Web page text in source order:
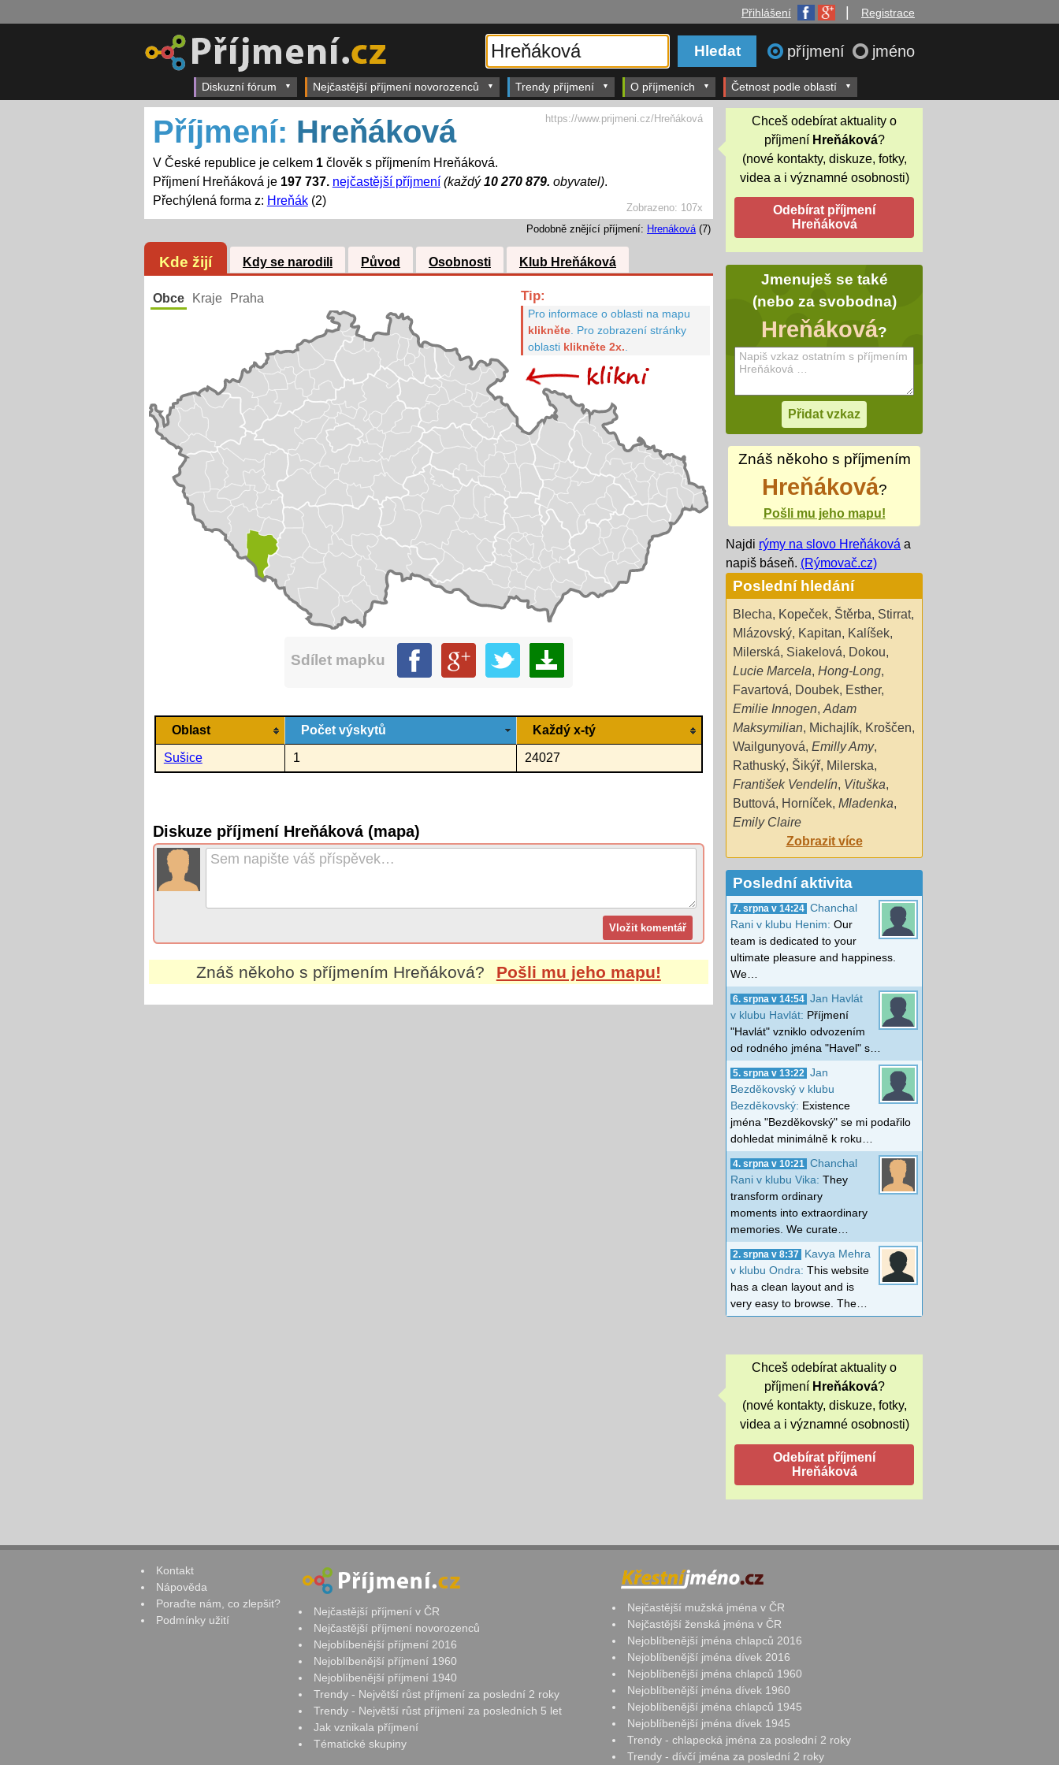
Přihlášení Registrace
příjmení jméno
Diskuzní fórum Nejčastější příjmení novorozenců Trendy příjmení O příjmeních Četnost podle oblastí
Zobrazeno: 107x
Příjmení: Hreňáková
V České republice je celkem 1člověk s příjmením Hreňáková.
Příjmení Hreňáková je 197 737. nejčastější příjmení (každý10 270 879. obyvatel).
Přechýlená forma z: Hreňák(2)
https://www.prijmeni.cz/Hreňáková
Podobně znějící příjmení: Hrenáková(7)
Kde žijí Kdy se narodili Původ Osobnosti Klub Hreňáková
Obce Kraje Praha Tip:
Pro informace o oblasti na mapu
klikněte. Pro zobrazení stránky
oblasti klikněte 2x.
Sdílet mapku
Oblast Počet výskytů Každý x-tý
Sušice 1 24027
Diskuze příjmení Hreňáková (mapa)
Znáš někoho s příjmením Hreňáková? Pošli mu jeho mapu!
Chceš odebírat aktuality o
příjmení Hreňáková?
(nové kontakty, diskuze, fotky,
videa a i významné osobnosti)
Jmenuješ se také
(nebo za svobodna)
Hreňáková?
Znáš někoho s příjmením
Hreňáková?
Pošli mu jeho mapu!
Najdi rýmy na slovo Hreňáková a
napiš báseň. (Rýmovač.cz)
Poslední hledání
Blecha, Kopeček, Štěrba, Stirrat,
Mlázovský, Kapitan, Kalíšek,
Milerská, Siakelová, Dokou,
Lucie Marcela, Hong-Long,
Favartová, Doubek, Esther,
Emilie Innogen, Adam
Maksymilian, Michajlík, Kroščen,
Wailgunyová, Emilly Amy,
Rathuský, Šikýř, Milerska,
František Vendelín, Vituška,
Buttová, Horníček, Mladenka,
Emily Claire
Zobrazit více
Poslední aktivita
7. srpna v 14:24 Chanchal
Rani v klubu Henim: Our
team is dedicated to your
ultimate pleasure and happiness.
We…
6. srpna v 14:54 Jan Havlát
v klubu Havlát: Příjmení
"Havlát" vzniklo odvozením
od rodného jména "Havel" s…
5. srpna v 13:22
Jan
Bezděkovský v klubu
Bezděkovský: Existence
jména "Bezděkovský" se mi podařilo
dohledat minimálně k roku…
4. srpna v 10:21
Chanchal
Rani v klubu Vika: They
transform ordinary
moments into extraordinary
memories. We curate…
2. srpna v 8:37
Kavya Mehra
v klubu Ondra: This website
has a clean layout and is
very easy to browse. The…
Chceš odebírat aktuality o
příjmení Hreňáková?
(nové kontakty, diskuze, fotky,
videa a i významné osobnosti)
Kontakt
Nápověda
Poraďte nám, co zlepšit?
Podmínky užití
Nejčastější příjmení v ČR
Nejčastější příjmení novorozenců
Nejoblíbenější příjmení 2016
Nejoblíbenější příjmení 1960
Nejoblíbenější příjmení 1940
Trendy - Největší růst příjmení za poslední 2 roky
Trendy - Největší růst příjmení za posledních 5 let
Jak vznikala příjmení
Tématické skupiny
Nejčastější mužská jména v ČR
Nejčastější ženská jména v ČR
Nejoblíbenější jména chlapců 2016
Nejoblíbenější jména dívek 2016
Nejoblíbenější jména chlapců 1960
Nejoblíbenější jména dívek 1960
Nejoblíbenější jména chlapců 1945
Nejoblíbenější jména dívek 1945
Trendy - chlapecká jména za poslední 2 roky
Trendy - dívčí jména za poslední 2 roky